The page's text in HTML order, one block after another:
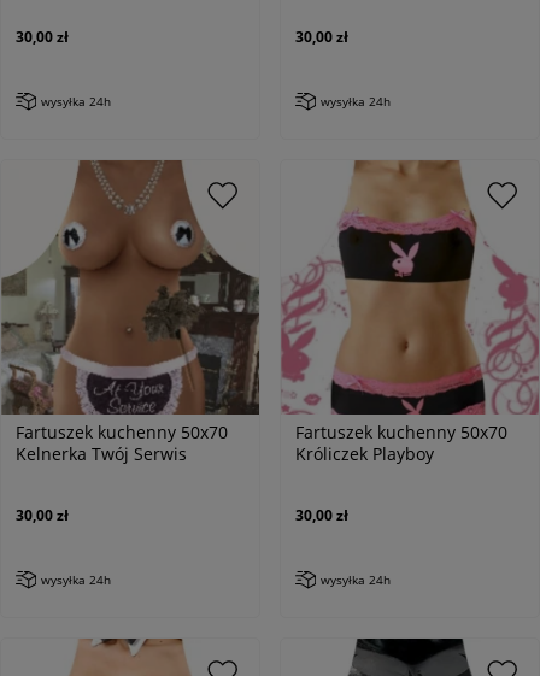
30,00 zł
wysyłka 24h
30,00 zł
wysyłka 24h
Fartuszek kuchenny 50x70
Kelnerka Twój Serwis
30,00 zł
wysyłka 24h
Fartuszek kuchenny 50x70
Króliczek Playboy
30,00 zł
wysyłka 24h